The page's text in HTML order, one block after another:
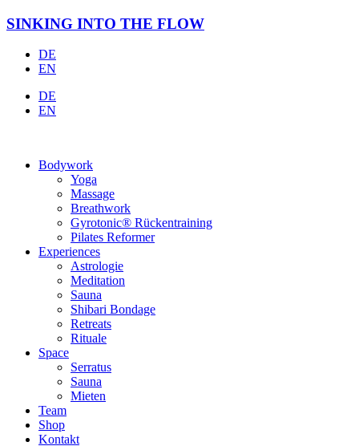
Zum
springen
SINKING INTO THE FLOW
DE
EN
DE
EN
Bodywork
Yoga
Massage
Breathwork
Gyrotonic® Rückentraining
Pilates Reformer
Experiences
Astrologie
Meditation
Sauna
Shibari Bondage
Retreats
Rituale
Space
Serratus
Sauna
Mieten
Team
Shop
Kontakt